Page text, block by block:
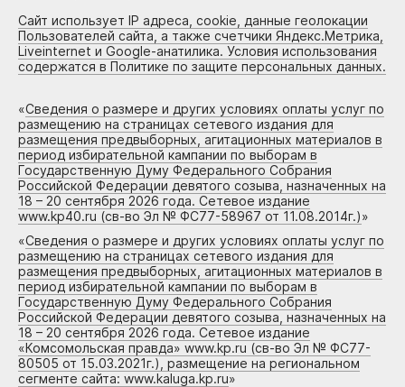
Сайт использует IP адреса, cookie, данные геолокации
Пользователей сайта, а также счетчики Яндекс.Метрика,
Liveinternet и Google-анатилика. Условия использования
содержатся в Политике по защите персональных данных.
«Сведения о размере и других условиях оплаты услуг по
размещению на страницах сетевого издания для
размещения предвыборных, агитационных материалов в
период избирательной кампании по выборам в
Государственную Думу Федерального Собрания
Российской Федерации девятого созыва, назначенных на
18 – 20 сентября 2026 года. Сетевое издание
www.kp40.ru (св-во Эл № ФС77-58967 от 11.08.2014г.)»
«Сведения о размере и других условиях оплаты услуг по
размещению на страницах сетевого издания для
размещения предвыборных, агитационных материалов в
период избирательной кампании по выборам в
Государственную Думу Федерального Собрания
Российской Федерации девятого созыва, назначенных на
18 – 20 сентября 2026 года. Сетевое издание
«Комсомольская правда» www.kp.ru (св-во Эл № ФС77-
80505 от 15.03.2021г.), размещение на региональном
сегменте сайта: www.kaluga.kp.ru»